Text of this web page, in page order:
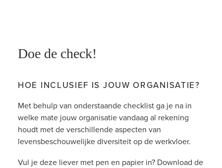
Doe de check!
HOE INCLUSIEF IS JOUW ORGANISATIE?
Met behulp van onderstaande checklist ga je na in
welke mate jouw organisatie vandaag al rekening
houdt met de verschillende aspecten van
levensbeschouwelijke diversiteit op de werkvloer.
Vul je deze liever met pen en papier in? Download de